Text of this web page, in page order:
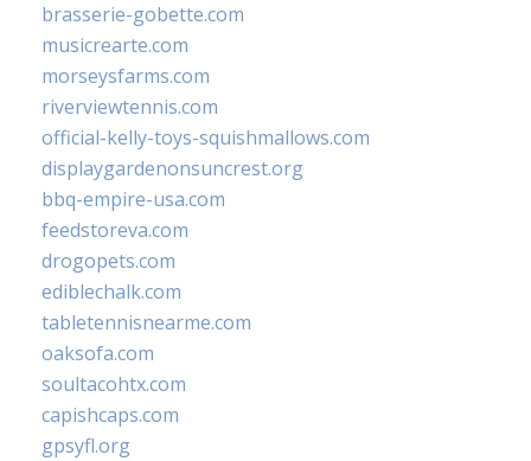
brasserie-gobette.com
musicrearte.com
morseysfarms.com
riverviewtennis.com
official-kelly-toys-squishmallows.com
displaygardenonsuncrest.org
bbq-empire-usa.com
feedstoreva.com
drogopets.com
ediblechalk.com
tabletennisnearme.com
oaksofa.com
soultacohtx.com
capishcaps.com
gpsyfl.org